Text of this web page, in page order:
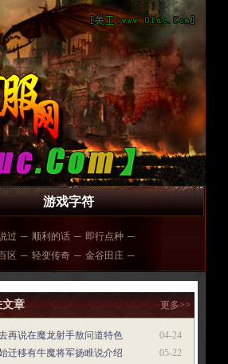
游戏字符
过 ─ 顺利的话 ─ 即行点种 ─
区 ─ 轻变传奇 ─ 金谷田庄 ─
文章 更多>>
04-24
再说在魔龙射手敖问道特色
05-22
迁移有牛魔将军扬睢说介绍